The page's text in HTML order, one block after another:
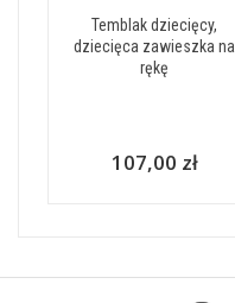
Temblak dziecięcy,
dziecięca zawieszka na
rękę
107,00 zł